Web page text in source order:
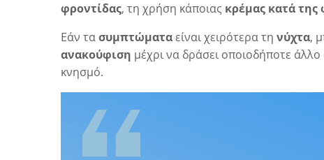
φροντίδας, τη χρήση κάποιας κρέμας κατά της
Εάν τασυμπτώματαείναι χειρότερα τη νύχτα,
ανακούφιση μέχρι να δράσει οποιοδήποτε
κνησμό.